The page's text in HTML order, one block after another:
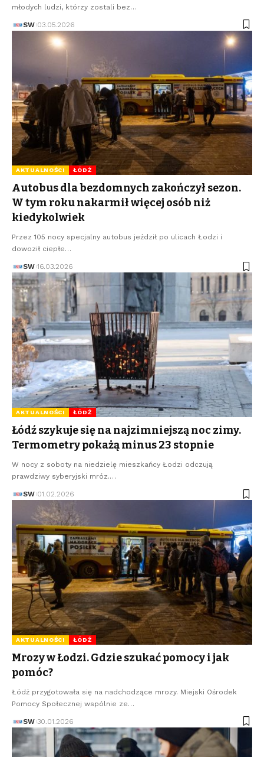
młodych ludzi, którzy zostali bez…
SW 03.05.2026
AKTUALNOŚCI ŁÓDŹ
Autobus dla bezdomnych zakończył sezon.
W tym roku nakarmił więcej osób niż
kiedykolwiek
Przez 105 nocy specjalny autobus jeździł po ulicach Łodzi i
dowoził ciepłe…
SW 16.03.2026
AKTUALNOŚCI ŁÓDŹ
Łódź szykuje się na najzimniejszą noc zimy.
Termometry pokażą minus 23 stopnie
W nocy z soboty na niedzielę mieszkańcy Łodzi odczują
prawdziwy syberyjski mróz.…
SW 01.02.2026
AKTUALNOŚCI ŁÓDŹ
Mrozy w Łodzi. Gdzie szukać pomocy i jak
pomóc?
Łódź przygotowała się na nadchodzące mrozy. Miejski Ośrodek
Pomocy Społecznej wspólnie ze…
SW 30.01.2026